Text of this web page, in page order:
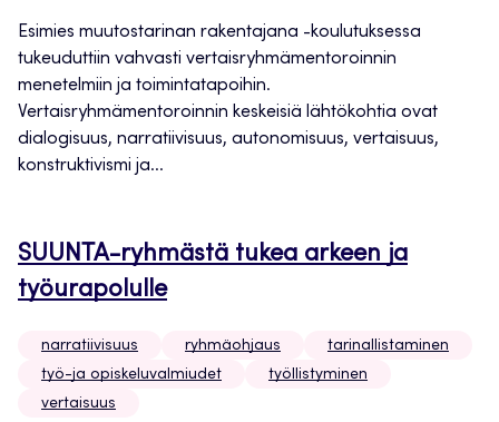
Esimies muutostarinan rakentajana -koulutuksessa
tukeuduttiin vahvasti vertaisryhmämentoroinnin
menetelmiin ja toimintatapoihin.
Vertaisryhmämentoroinnin keskeisiä lähtökohtia ovat
dialogisuus, narratiivisuus, autonomisuus, vertaisuus,
konstruktivismi ja...
SUUNTA-ryhmästä tukea arkeen ja
työurapolulle
narratiivisuus ryhmäohjaus
tarinallistaminen
työ-ja opiskeluvalmiudet
työllistyminen
vertaisuus